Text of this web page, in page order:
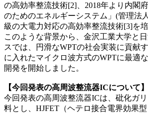
の高効率整流技術[2]、2018年より内閣
のためのエネルギーシステム」(管理法
級の大電力対応の高効率整流技術[3]を培
このような背景から、金沢工業大学と
スでは、円滑なWPTの社会実装に貢献
に入れたマイクロ波方式のWPTに最適
開発を開始しました。
【今回発表の高周波整流器ICについて】
今回発表の高周波整流器ICは、砒化ガ
料とし、HJFET（ヘテロ接合電界効果